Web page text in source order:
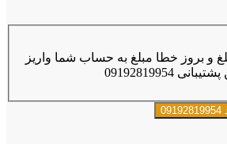
و بروز خطا مبلغ به حساب شما واریز